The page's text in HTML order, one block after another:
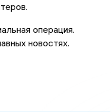
операция.
новостях.